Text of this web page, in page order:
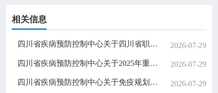
政务公开
相关信息
四川省疾病预防控制中心关于四川省职业病防治综合管理信息系统升级改造项目的邀请结果公告 2026-07-29
四川省疾病预防控制中心关于2025年重大公共卫生服务扩大国家免疫规划项目（中央财政转移支付资金）专项审计服务的比选结果公告 2026-07-29
四川省疾病预防控制中心关于免疫规划疾病相关病原核酸检测试剂以及一步法高保真逆转录PCR试剂盒采购的比选结果公告（第二次） 2026-07-29